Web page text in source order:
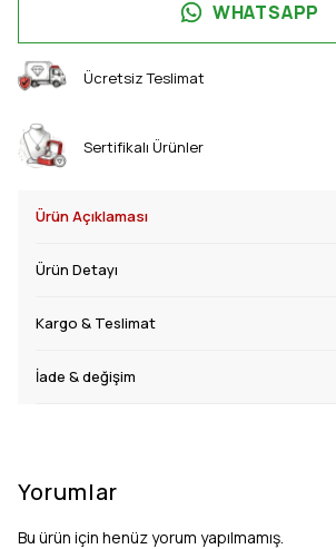
WHATSAPP
Ücretsiz Teslimat
Sertifikalı Ürünler
Ürün Açıklaması
Ürün Detayı
Kargo & Teslimat
İade & değişim
Yorumlar
Bu ürün için henüz yorum yapılmamış.